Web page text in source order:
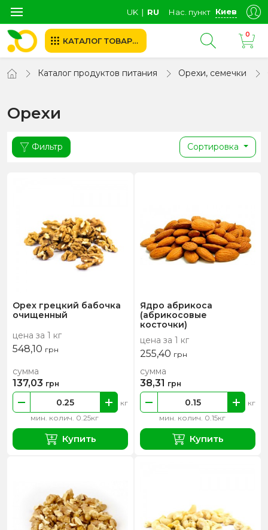
UK ∣ RU Нас. пункт Киев
КАТАЛОГ ТОВАРОВ
0
Каталог продуктов питания Орехи, семечки
Орехи
Фильтр Сортировка
Орех грецкий бабочка
очищенный
цена за 1 кг
548,10 грн
мин. колич. 0.25кг
кг
сумма
137,03 грн
Купить
Ядро абрикоса
(абрикосовые
косточки)
цена за 1 кг
255,40 грн
мин. колич. 0.15кг
кг
сумма
38,31 грн
Купить